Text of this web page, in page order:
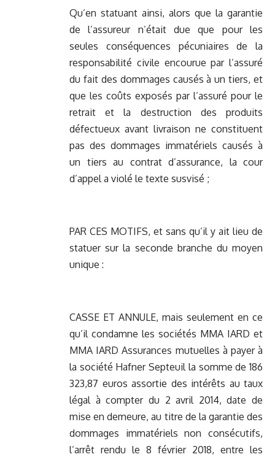
Qu’en statuant ainsi, alors que la garantie
de l’assureur n’était due que pour les
seules conséquences pécuniaires de la
responsabilité civile encourue par l’assuré
du fait des dommages causés à un tiers, et
que les coûts exposés par l’assuré pour le
retrait et la destruction des produits
défectueux avant livraison ne constituent
pas des dommages immatériels causés à
un tiers au contrat d’assurance, la cour
d’appel a violé le texte susvisé ;
PAR CES MOTIFS, et sans qu’il y ait lieu de
statuer sur la seconde branche du moyen
unique :
CASSE ET ANNULE, mais seulement en ce
qu’il condamne les sociétés MMA IARD et
MMA IARD Assurances mutuelles à payer à
la société Hafner Septeuil la somme de 186
323,87 euros assortie des intérêts au taux
légal à compter du 2 avril 2014, date de
mise en demeure, au titre de la garantie des
dommages immatériels non consécutifs,
l’arrêt rendu le 8 février 2018, entre les